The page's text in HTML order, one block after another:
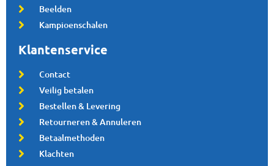
Beelden
Kampioenschalen
Klantenservice
Contact
Veilig betalen
Bestellen & Levering
Retourneren & Annuleren
Betaalmethoden
Klachten